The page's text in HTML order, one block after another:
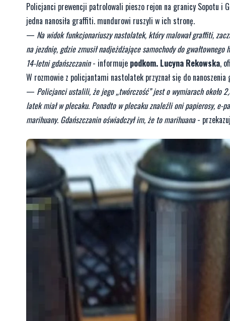
Policjanci prewencji patrolowali pieszo rejon na granicy Sopotu i
jedna nanosiła graffiti. mundurowi ruszyli w ich stronę.
— Na widok funkcjonariuszy nastolatek, który malował graffiti,
na jezdnię, gdzie zmusił nadjeżdżające samochody do
14-letni gdańszczanin- informuje podkom. Lucyna Rekowska,
W rozmowie z policjantami nastolatek przyznał się do
— Policjanci ustalili, że jego „twórczość” jest o wymiarach około
latek miał w plecaku. Ponadto w plecaku znaleźli oni papierosy, e-
marihuany. Gdańszczanin oświadczył im, że to marihuana-